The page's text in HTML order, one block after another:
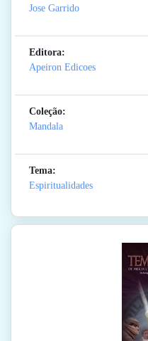
Jose Garrido
Editora:
Apeiron Edicoes
Coleção:
Mandala
Tema:
Espiritualidades